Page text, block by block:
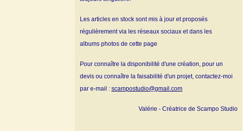
Les articles en stock sont mis à jour et proposés
régulièrement via les réseaux sociaux et dans les
albums photos de cette page
Pour connaître la disponibilité d'une création, pour un
devis ou connaître la faisabilité d'un projet, contactez-moi
par e-mail : scampostudio@gmail.com
Valérie - Créatrice de Scampo Studio